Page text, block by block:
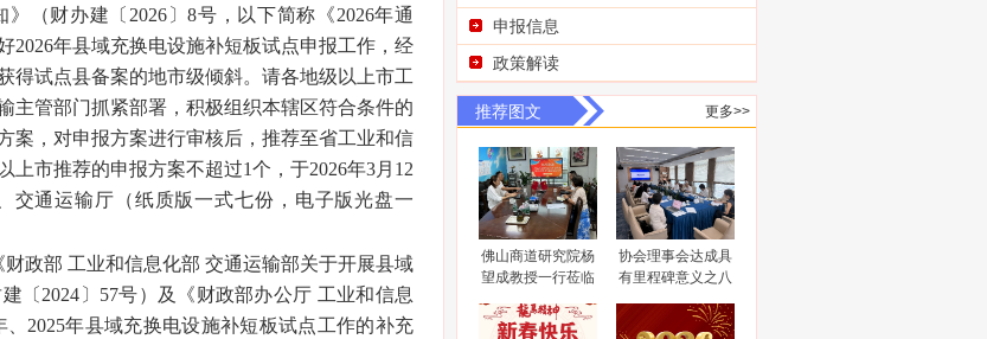
（财办建〔2026〕8号，以下简称《2026年通
2026年县域充换电设施补短板试点申报工作，经
得试点县备案的地市级倾斜。请各地级以上市工
主管部门抓紧部署，积极组织本辖区符合条件的
案，对申报方案进行审核后，推荐至省工业和信
市推荐的申报方案不超过1个，于2026年3月12
交通运输厅（纸质版一式七份，电子版光盘一
财政部 工业和信息化部 交通运输部关于开展县域
〔2024〕57号）及《财政部办公厅 工业和信息
2025年县域充换电设施补短板试点工作的补充
申报信息
政策解读
更多>>
推荐图文
佛山商道研究院杨
望成教授一行莅临
会调研指导
协会理事会达成具
有里程碑意义之八